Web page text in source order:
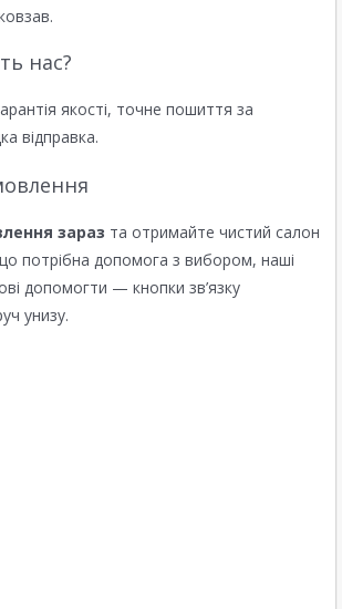
нас?
якості, точне пошиття за
відправка.
зараз та отримайте чистий салон
потрібна допомога з вибором, наші
допомогти — кнопки зв’язку
унизу.